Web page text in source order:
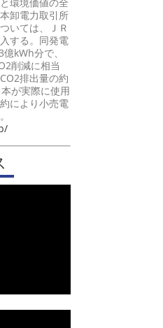
卸電力取引所
いては、ＪＲ
する。同発電
kWh分で、
削減に相当
排出量の約
が実際に使用
により小売電